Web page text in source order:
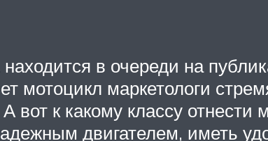
в очереди на
мотоцикл маркетологи
к какому классу отнести
двигателем, иметь